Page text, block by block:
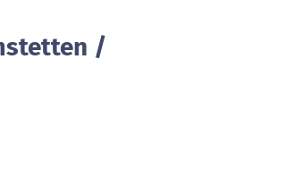
/